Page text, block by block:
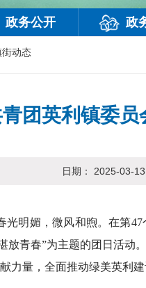
政务公开 政
街动态
团英利镇委员
日期： 2025-03-
明媚，微风和煦。在第47
放青春”为主题的团日活动
力量，全面推动绿美英利建